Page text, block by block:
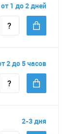
от 1 до 2 дней
2 до 5 часов
2-3 дня